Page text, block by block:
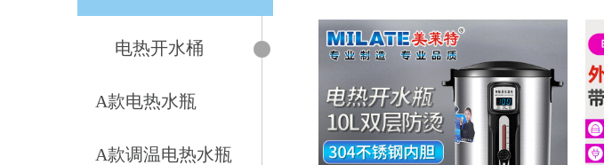
电热开水桶
A款电热水瓶
A款调温电热水瓶